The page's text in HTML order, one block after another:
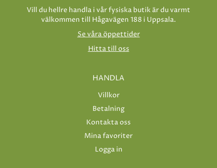
Vill du hellre handla i vår fysiska butik är du varmt
välkommen till Hågavägen 188 i Uppsala.
Se våra öppettider
Hitta till oss
HANDLA
Villkor
Betalning
Kontakta oss
Mina favoriter
Logga in